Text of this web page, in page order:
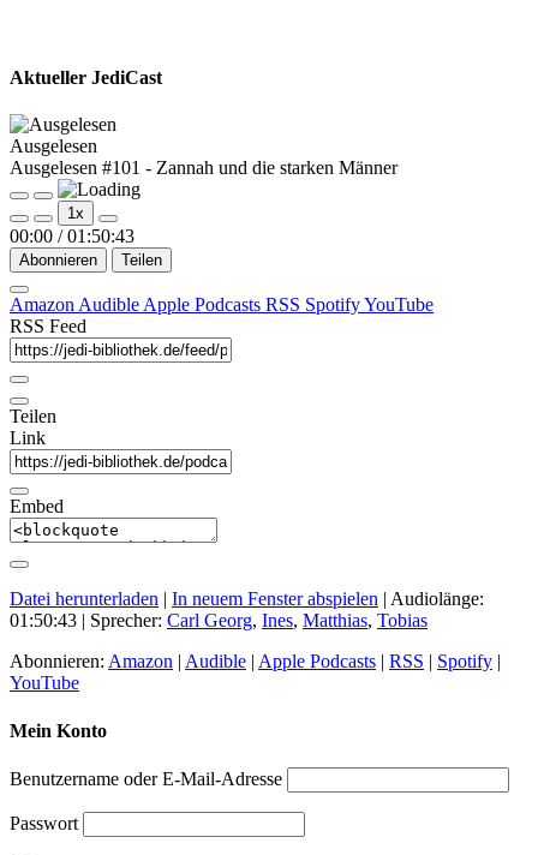
Aktueller JediCast
Ausgelesen
Ausgelesen #101 - Zannah und die starken Männer
Play
Episode
Pause
Episode
1x
00:00 / 01:50:43
Abonnieren Teilen
Amazon Audible Apple Podcasts RSS SpotifyYouTube
RSS Feed
Teilen
Link
Embed
Datei herunterladen | In neuem Fenster abspielen | Audiolänge:
01:50:43 | Sprecher: Carl Georg, Ines, Matthias, Tobias
Abonnieren: Amazon | Audible | Apple Podcasts | RSS | Spotify |
YouTube
Mein Konto
Benutzername oder E-Mail-Adresse
Passwort